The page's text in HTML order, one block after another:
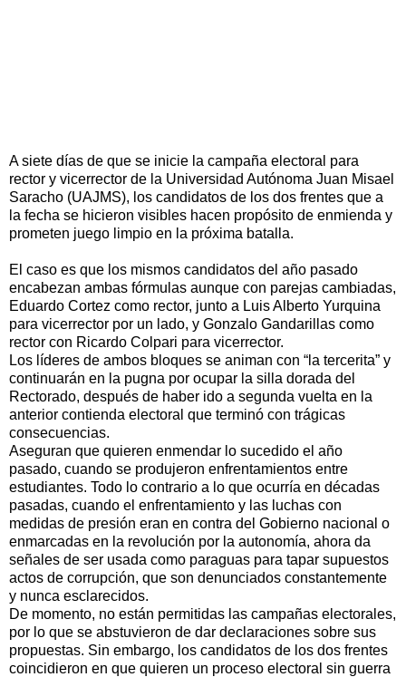
A siete días de que se inicie la campaña electoral para
rector y vicerrector de la Universidad Autónoma Juan Misael
Saracho (UAJMS), los candidatos de los dos frentes que a
la fecha se hicieron visibles hacen propósito de enmienda y
prometen juego limpio en la próxima batalla.
El caso es que los mismos candidatos del año pasado
encabezan ambas fórmulas aunque con parejas cambiadas,
Eduardo Cortez como rector, junto a Luis Alberto Yurquina
para vicerrector por un lado, y Gonzalo Gandarillas como
rector con Ricardo Colpari para vicerrector.
Los líderes de ambos bloques se animan con “la tercerita” y
continuarán en la pugna por ocupar la silla dorada del
Rectorado, después de haber ido a segunda vuelta en la
anterior contienda electoral que terminó con trágicas
consecuencias.
Aseguran que quieren enmendar lo sucedido el año
pasado, cuando se produjeron enfrentamientos entre
estudiantes. Todo lo contrario a lo que ocurría en décadas
pasadas, cuando el enfrentamiento y las luchas con
medidas de presión eran en contra del Gobierno nacional o
enmarcadas en la revolución por la autonomía, ahora da
señales de ser usada como paraguas para tapar supuestos
actos de corrupción, que son denunciados constantemente
y nunca esclarecidos.
De momento, no están permitidas las campañas electorales,
por lo que se abstuvieron de dar declaraciones sobre sus
propuestas. Sin embargo, los candidatos de los dos frentes
coincidieron en que quieren un proceso electoral sin guerra